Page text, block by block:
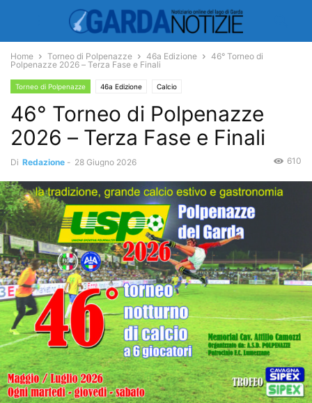
Home Torneo di Polpenazze 46a Edizione
46° Torneo di
Polpenazze 2026 – Terza Fase e Finali
Torneo di Polpenazze 46a Edizione Calcio
46° Torneo di Polpenazze
2026 – Terza Fase e Finali
Di Redazione - 28 Giugno 2026 610